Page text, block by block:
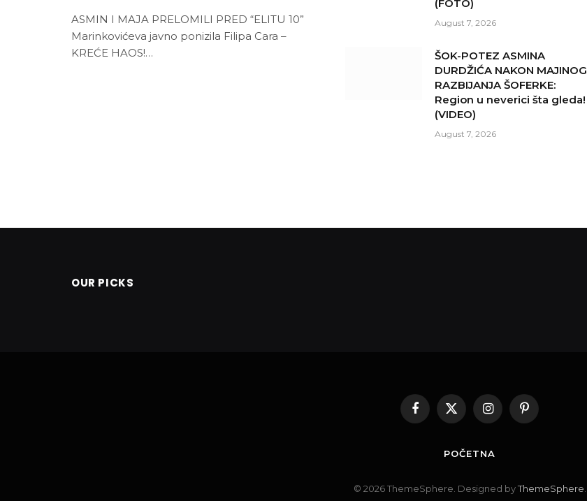
ASMIN I MAJA PRELOMILI PRED “ELITU 10”
Marinkovićeva javno ponizila Filipa Cara –
KREĆE HAOS!…
(FOTO)
August 7, 2026
ŠOK-POTEZ ASMINA
DURDŽIĆA NAKON MAJINOG
RAZBIJANJA ŠOFERKE:
Region u neverici šta gleda!
(VIDEO)
August 7, 2026
OUR PICKS
Facebook
X
InstagramPinterest
POČETNA
© 2026 ThemeSphere. Designed byThemeSphere.